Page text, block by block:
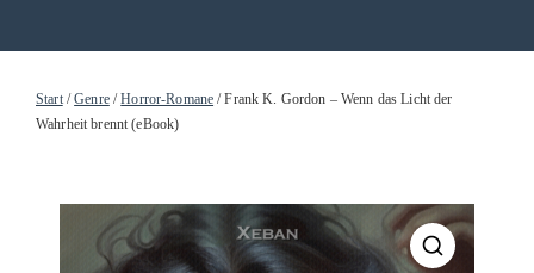
Start/Genre/Horror-Romane / Frank K. Gordon – Wenn das Licht der
Wahrheit brennt (eBook)